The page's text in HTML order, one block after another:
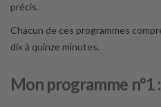
précis.
Chacun de ces programmes
dix à quinze minutes.
Mon programme n°1